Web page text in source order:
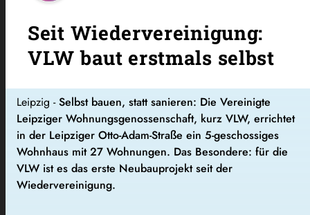
Seit Wiedervereinigung:
VLW baut erstmals selbst
Leipzig -Selbst bauen, statt sanieren: Die Vereinigte
Leipziger Wohnungsgenossenschaft, kurz VLW, errichtet
in der Leipziger Otto-Adam-Straße ein 5-geschossiges
Wohnhaus mit 27 Wohnungen. Das Besondere: für die
VLW ist es das erste Neubauprojekt seit der
Wiedervereinigung.